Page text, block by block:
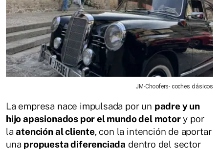
JM-Choofers- coches clásicos
La empresa nace impulsada por un padre y un
hijo apasionados por el mundo del motory por
laatención al cliente, con la intención de aportar
una propuesta diferenciada dentro del sector